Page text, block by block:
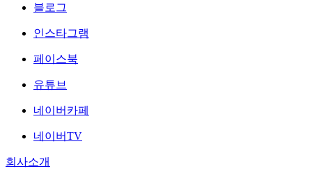
블로그
인스타그램
페이스북
유튜브
네이버카페
네이버TV
회사소개